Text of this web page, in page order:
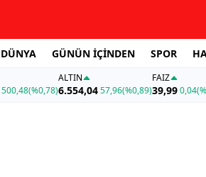
DÜNYA GÜNÜN İÇİNDEN SPOR
500,48(%0,78)
ALTIN
6.554,0457,96(%0,89)
FAİZ
39,990,04